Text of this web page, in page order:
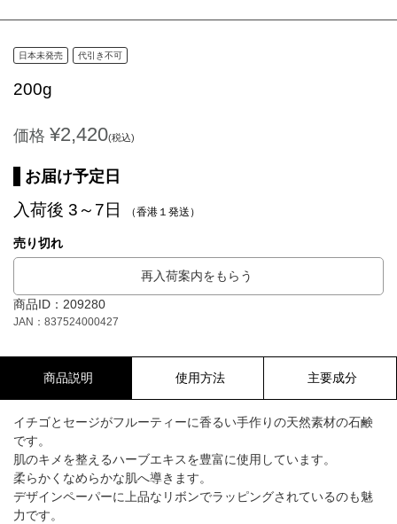
日本未発売 代引き不可
200g
価格 ¥2,420(税込)
お届け予定日
入荷後 3～7日 （香港１発送）
売り切れ
再入荷案内をもらう
商品ID：209280
JAN：837524000427
商品説明 使用方法 主要成分
イチゴとセージがフルーティーに香るい手作りの天然素材の石鹸
です。
肌のキメを整えるハーブエキスを豊富に使用しています。
柔らかくなめらかな肌へ導きます。
デザインペーパーに上品なリボンでラッピングされているのも魅
力です。